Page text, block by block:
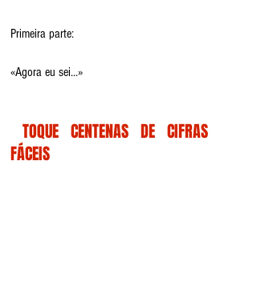
Primeira parte:
«Agora eu sei...»
FÁCEIS